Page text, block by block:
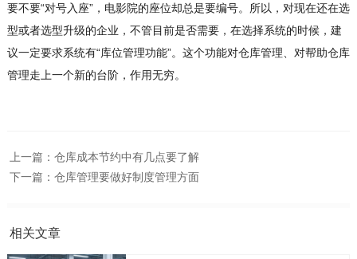
要不要“对号入座”，电影院的座位却总是要编号。所以，对现在还在选
型或者选型升级的企业，不管目前是否需要，在选择系统的时候，建
议一定要求系统有“库位管理功能”。这个功能对仓库管理、对帮助仓库
管理走上一个新的台阶，作用无穷。
上一篇： 仓库成本节约中有几点要了解
下一篇： 仓库管理要做好制度管理方面
相关文章